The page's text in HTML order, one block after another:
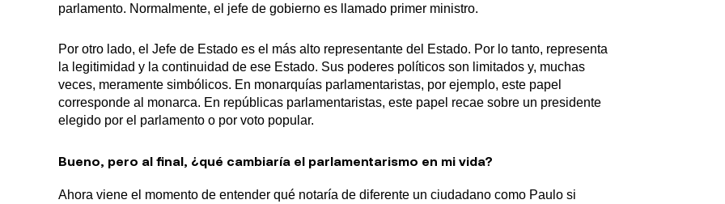
parlamento. Normalmente, el jefe de gobierno es llamado primer ministro.
Por otro lado, el Jefe de Estado es el más alto representante del Estado. Por lo tanto, representa
la legitimidad y la continuidad de ese Estado. Sus poderes políticos son limitados y, muchas
veces, meramente simbólicos. En monarquías parlamentaristas, por ejemplo, este papel
corresponde al monarca. En repúblicas parlamentaristas, este papel recae sobre un presidente
elegido por el parlamento o por voto popular.
Bueno, pero al final, ¿qué cambiaría el parlamentarismo en mi vida?
Ahora viene el momento de entender qué notaría de diferente un ciudadano como Paulo si